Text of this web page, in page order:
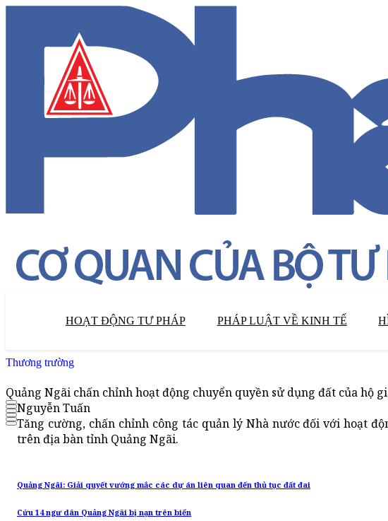
HOẠT ĐỘNG TƯ PHÁP PHÁP LUẬT VỀ KINH TẾ
Thương trường
Quảng Ngãi chấn chỉnh hoạt động chuyển quyền sử dụng đất của hộ
Nguyễn Tuấn
Tăng cường, chấn chỉnh công tác quản lý Nhà nước đối với hoạt
trên địa bàn tỉnh Quảng Ngãi.
Quảng Ngãi: Giải quyết vướng mắc các dự án liên quan đến thủ tục đất đai
Cứu 14 ngư dân Quảng Ngãi bị nạn trên biển